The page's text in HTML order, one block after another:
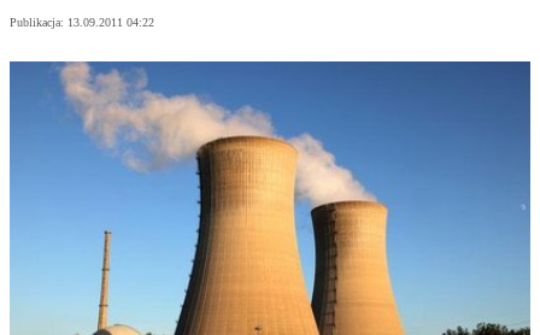
Publikacja: 13.09.2011 04:22